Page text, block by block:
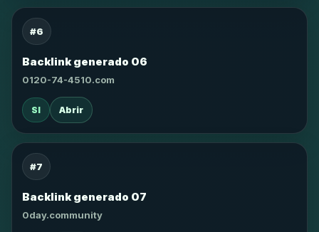
#6
Backlink generado 06
0120-74-4510.com
SI Abrir
#7
Backlink generado 07
0day.community